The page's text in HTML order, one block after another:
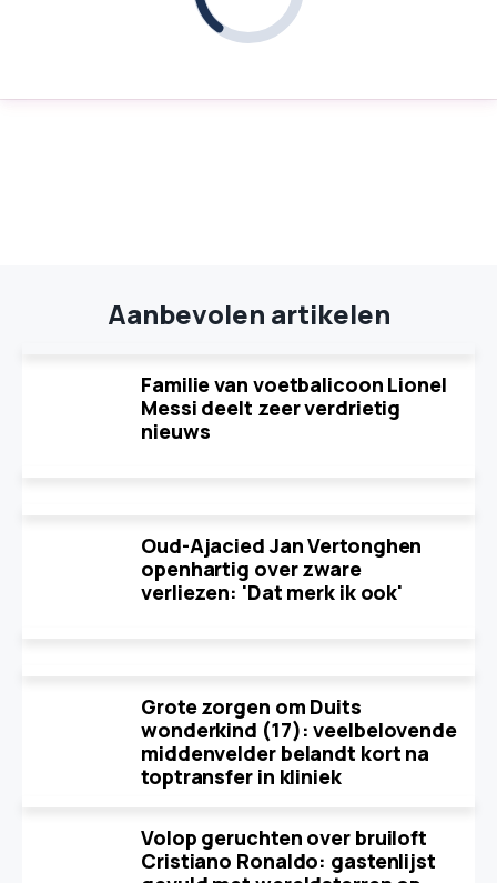
Aanbevolen artikelen
Familie van voetbalicoon Lionel
Messi deelt zeer verdrietig
nieuws
Oud-Ajacied Jan Vertonghen
openhartig over zware
verliezen: 'Dat merk ik ook'
Grote zorgen om Duits
wonderkind (17): veelbelovende
middenvelder belandt kort na
toptransfer in kliniek
Volop geruchten over bruiloft
Cristiano Ronaldo: gastenlijst